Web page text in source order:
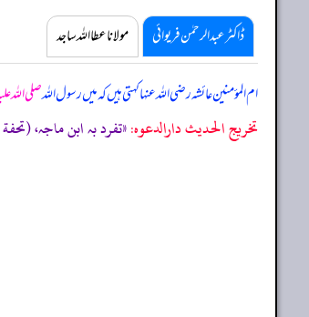
ڈاکٹر عبدالرحمٰن فریوائی مولانا عطا اللہ ساجد
ام المؤمنین عائشہ رضی اللہ عنہا کہتی ہیں کہمیں رسول اللہصلی اللہ
تخریج الحدیث دارالدعوہ:«تفرد بہ ابن ماجہ، (تحفة الأشراف: 16177 ألف)، وقد أخرجہ: سنن ابی داود/الترجل 10